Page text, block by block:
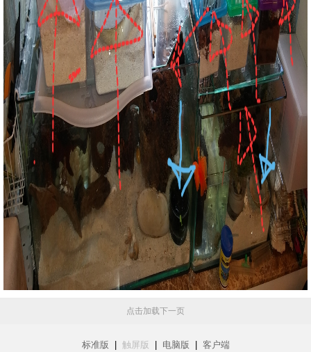
点击加载下一页
标准版 触屏版 电脑版 客户端